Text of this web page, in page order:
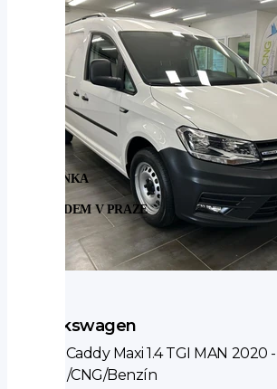
Volkswagen
VW Caddy Maxi 1.4 TGI MAN 2020 -
LPG/CNG/Benzín
NOVINKA
SKLADEM V PRAZE